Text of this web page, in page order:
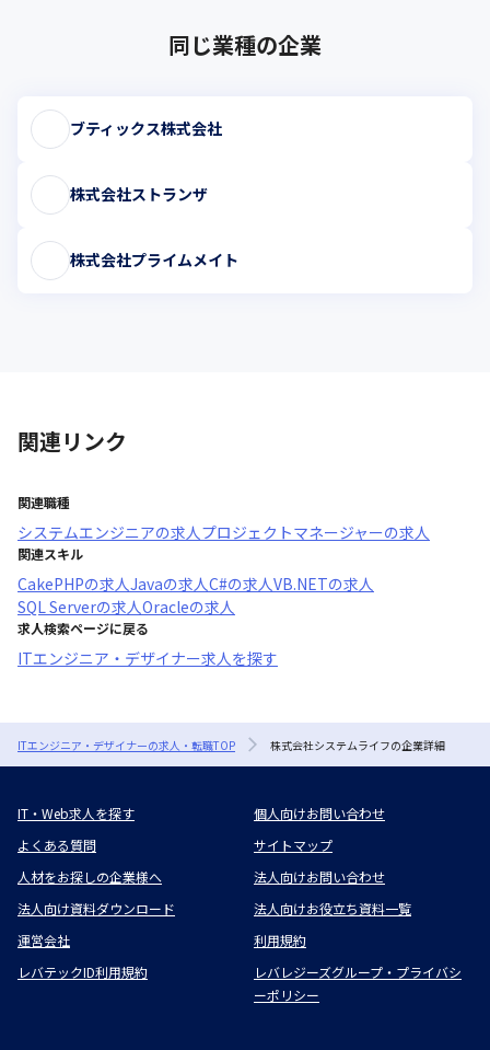
同じ業種の企業
ブティックス株式会社
株式会社ストランザ
株式会社プライムメイト
関連リンク
関連職種
システムエンジニアの求人 プロジェクトマネージャーの求人
関連スキル
CakePHPの求人Javaの求人C#の求人VB.NETの求人
SQL Serverの求人Oracleの求人
求人検索ページに戻る
ITエンジニア・デザイナー求人を探す
ITエンジニア・デザイナーの求人・転職TOP 株式会社システムライフの企業詳細
IT・Web求人を探す
個人向けお問い合わせ
よくある質問
サイトマップ
人材をお探しの企業様へ
法人向けお問い合わせ
法人向け資料ダウンロード
法人向けお役立ち資料一覧
運営会社
利用規約
レバテックID利用規約
レバレジーズグループ・プライバシ
ーポリシー